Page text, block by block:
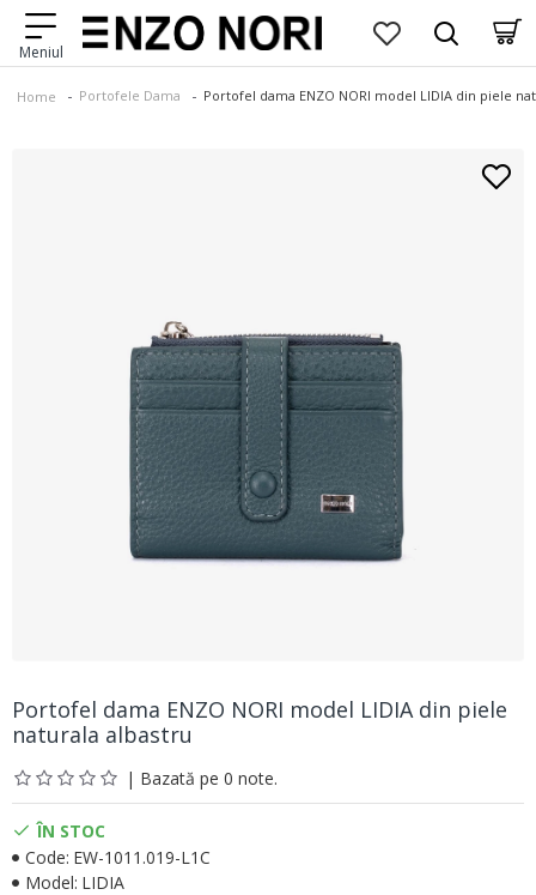
Home Portofele Dama Portofel dama ENZO NORI model LIDIA din piele
Portofel dama ENZO NORI model LIDIA din piele
naturala albastru
| Bazată pe 0 note.
ÎN STOC
Code: EW-1011.019-L1C
Model: LIDIA